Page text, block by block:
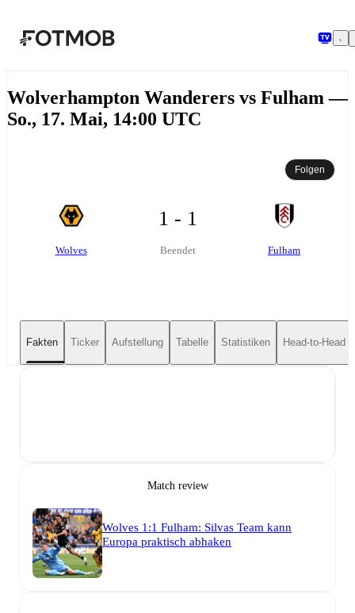
Wolverhampton Wanderers vs Fulham —
So., 17. Mai, 14:00 UTC
Folgen
Wolves
1 - 1
Beendet Fulham
Fakten Ticker Aufstellung Tabelle Statistiken Head-to-Head
Match review
Wolves 1:1 Fulham: Silvas Team kann
Europa praktisch abhaken